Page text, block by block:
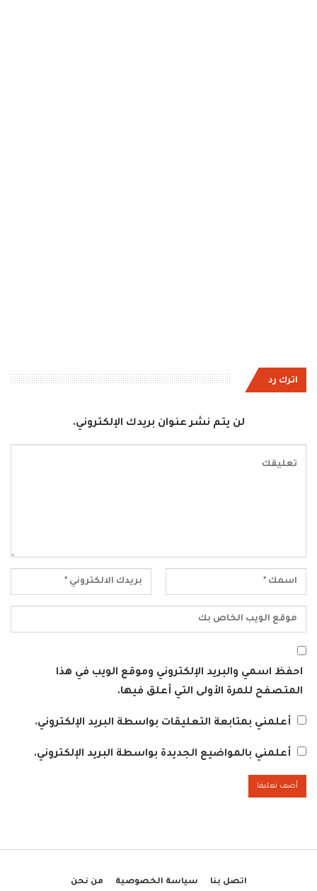
اترك رد
لن يتم نشر عنوان بريدك الإلكتروني.
احفظ اسمي والبريد الإلكتروني وموقع الويب في هذا
المتصفح للمرة الأولى التي أعلق فيها.
أعلمني بمتابعة التعليقات بواسطة البريد الإلكتروني.
أعلمني بالمواضيع الجديدة بواسطة البريد الإلكتروني.
اتصل بنا سياسة الخصوصية من نحن